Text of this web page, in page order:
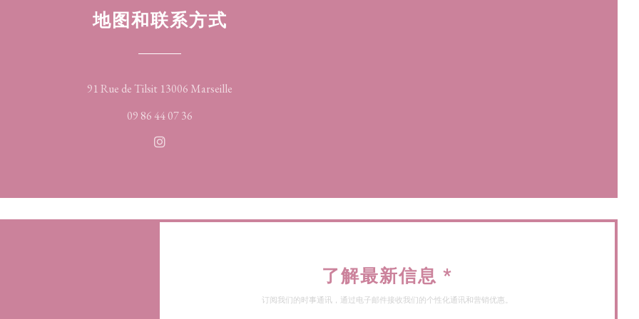
地图和联系方式
91 Rue de Tilsit 13006 Marseille
09 86 44 07 36
Instagram ((在新窗口中打开))
了解最新信息 *
订阅我们的时事通讯，通过电子邮件接收我们的个性化通讯和营销优惠。